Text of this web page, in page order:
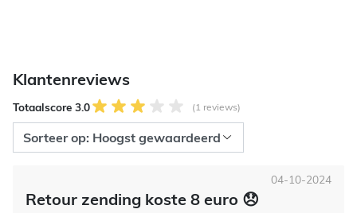
Klantenreviews
Totaalscore 3.0 (1 reviews)
Retour zending koste 8 euro 😞
04-10-2024